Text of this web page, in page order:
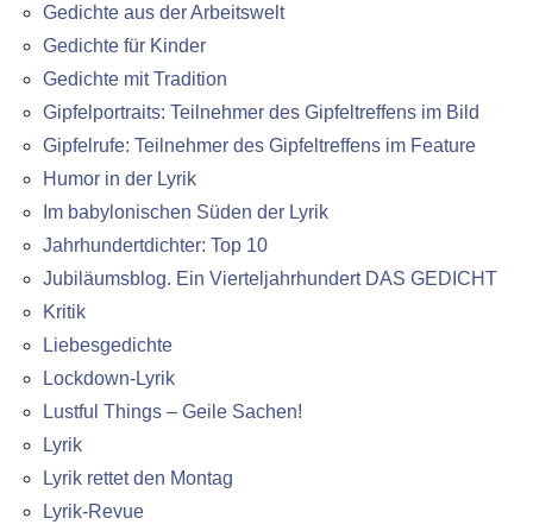
Gedichte aus der Arbeitswelt
Gedichte für Kinder
Gedichte mit Tradition
Gipfelportraits: Teilnehmer des Gipfeltreffens im Bild
Gipfelrufe: Teilnehmer des Gipfeltreffens im Feature
Humor in der Lyrik
Im babylonischen Süden der Lyrik
Jahrhundertdichter: Top 10
Jubiläumsblog. Ein Vierteljahrhundert DAS GEDICHT
Kritik
Liebesgedichte
Lockdown-Lyrik
Lustful Things – Geile Sachen!
Lyrik
Lyrik rettet den Montag
Lyrik-Revue